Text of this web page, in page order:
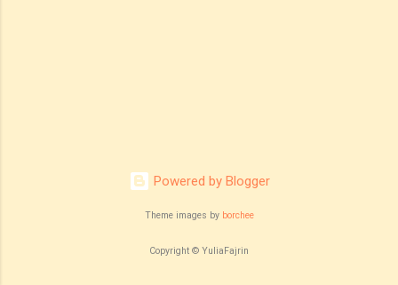
Powered by Blogger
Theme images by borchee
Copyright © YuliaFajrin